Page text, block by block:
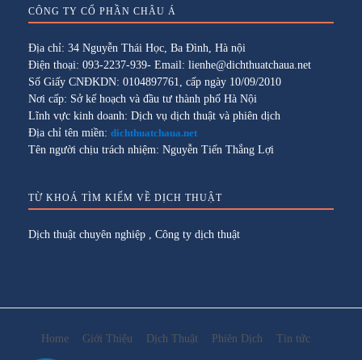
CÔNG TY CỔ PHẦN CHÂU Á
Địa chỉ: 34 Nguyễn Thái Học, Ba Đình, Hà nội
Điện thoại: 093-2237-939- Email: lienhe@dichthuatchaua.net
Số Giấy CNĐKDN: 0104897761, cấp ngày 10/09/2010
Nơi cấp: Sở kế hoạch và đầu tư thành phố Hà Nội
Lĩnh vực kinh doanh: Dịch vụ dịch thuật và phiên dịch
Địa chỉ tên miền: dichthuatchaua.net
Tên người chịu trách nhiệm: Nguyễn Tiến Thắng Lợi
TỪ KHOÁ TÌM KIẾM VỀ DỊCH THUẬT
Dịch thuật chuyên nghiệp , Công ty dịch thuật
Home Giới Thiệu Dịch Thuật Phiên Dịch Tin tức